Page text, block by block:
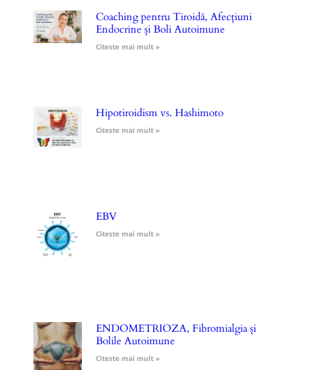
Coaching pentru Tiroidă, Afecțiuni
Endocrine și Boli Autoimune
Citeste mai mult »
Hipotiroidism vs. Hashimoto
Citeste mai mult »
EBV
Citeste mai mult »
ENDOMETRIOZA, Fibromialgia și
Bolile Autoimune
Citeste mai mult »